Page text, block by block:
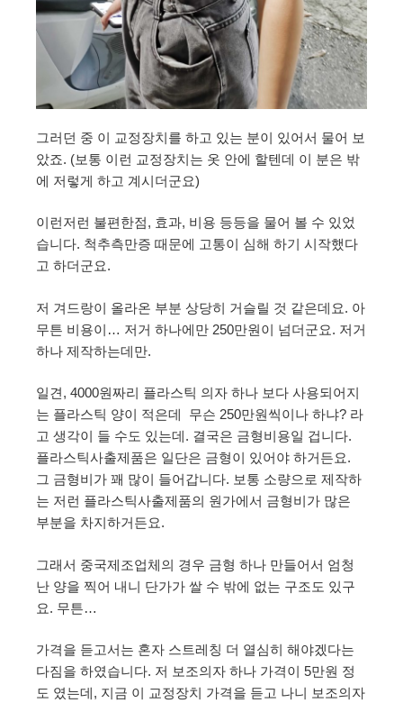
그러던 중 이 교정장치를 하고 있는 분이 있어서 물어 보
았죠. (보통 이런 교정장치는 옷 안에 할텐데 이 분은 밖
에 저렇게 하고 계시더군요)
이런저런 불편한점, 효과, 비용 등등을 물어 볼 수 있었
습니다. 척추측만증 때문에 고통이 심해 하기 시작했다
고 하더군요.
저 겨드랑이 올라온 부분 상당히 거슬릴 것 같은데요. 아
무튼 비용이… 저거 하나에만 250만원이 넘더군요. 저거
하나 제작하는데만.
일견, 4000원짜리 플라스틱 의자 하나 보다 사용되어지
는 플라스틱 양이 적은데 무슨 250만원씩이나 하냐? 라
고 생각이 들 수도 있는데. 결국은 금형비용일 겁니다.
플라스틱사출제품은 일단은 금형이 있어야 하거든요.
그 금형비가 꽤 많이 들어갑니다. 보통 소량으로 제작하
는 저런 플라스틱사출제품의 원가에서 금형비가 많은
부분을 차지하거든요.
그래서 중국제조업체의 경우 금형 하나 만들어서 엄청
난 양을 찍어 내니 단가가 쌀 수 밖에 없는 구조도 있구
요. 무튼…
가격을 듣고서는 혼자 스트레칭 더 열심히 해야겠다는
다짐을 하였습니다. 저 보조의자 하나 가격이 5만원 정
도 였는데, 지금 이 교정장치 가격을 듣고 나니 보조의자